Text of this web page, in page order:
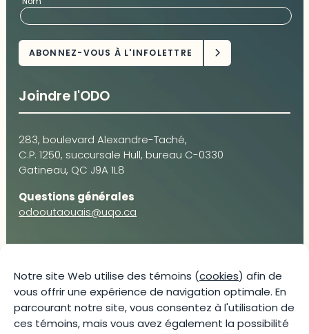
Notre site Web utilise des témoins (cookies) afin de
vous offrir une expérience de navigation optimale. En
parcourant notre site, vous consentez à l'utilisation de
ces témoins, mais vous avez également la possibilité
Joindre l'ODO
283, boulevard Alexandre-Taché,
C.P. 1250, succursale Hull, bureau C-0330
Gatineau, QC J9A 1L8
Questions générales
odooutaouais@uqo.ca
Joani Vallespir
819-595-3900 | Poste 3222
joani.vallespir@uqo.ca